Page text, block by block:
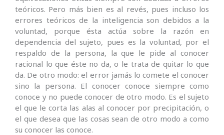
teóricos. Pero más bien es al revés, pues incluso los
errores teóricos de la inteligencia son debidos a la
voluntad, porque ésta actúa sobre la razón en
dependencia del sujeto, pues es la voluntad, por el
respaldo de la persona, la que le pide al conocer
racional lo que éste no da, o le trata de quitar lo que
da. De otro modo: el error jamás lo comete el conocer
sino la persona. El conocer conoce siempre como
conoce y no puede conocer de otro modo. Es el sujeto
el que le corta las alas al conocer por precipitación, o
el que desea que las cosas sean de otro modo a como
su conocer las conoce.